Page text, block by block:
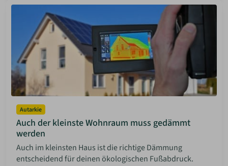
Autarkie
Auch der kleinste Wohnraum muss gedämmt
werden
Auch im kleinsten Haus ist die richtige Dämmung
entscheidend für deinen ökologischen Fußabdruck.